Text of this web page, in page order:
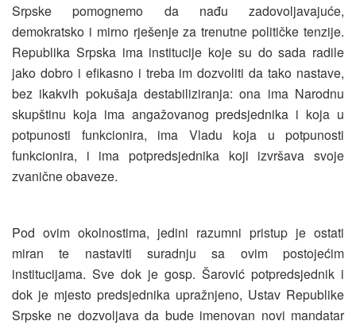
Srpske pomognemo da nađu zadovoljavajuće,
demokratsko i mirno rješenje za trenutne političke tenzije.
Republika Srpska ima institucije koje su do sada radile
jako dobro i efikasno i treba im dozvoliti da tako nastave,
bez ikakvih pokušaja destabiliziranja: ona ima Narodnu
skupštinu koja ima angažovanog predsjednika i koja u
potpunosti funkcionira, ima Vladu koja u potpunosti
funkcionira, i ima potpredsjednika koji izvršava svoje
zvanične obaveze.
Pod ovim okolnostima, jedini razumni pristup je ostati
miran te nastaviti suradnju sa ovim postojećim
institucijama. Sve dok je gosp. Šarović potpredsjednik i
dok je mjesto predsjednika upražnjeno, Ustav Republike
Srpske ne dozvoljava da bude imenovan novi mandatar